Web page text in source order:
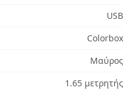
USB
Colorbox
Μαύρος
1.65 μετρητής